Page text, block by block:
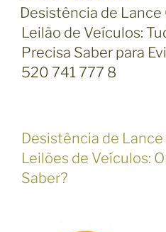
U
B
I
C
A
Desistência de
Leilão de Veículos:
Precisa Saber para
520 741 777 8
Desistência de
Leilões de Veículos:
Saber?